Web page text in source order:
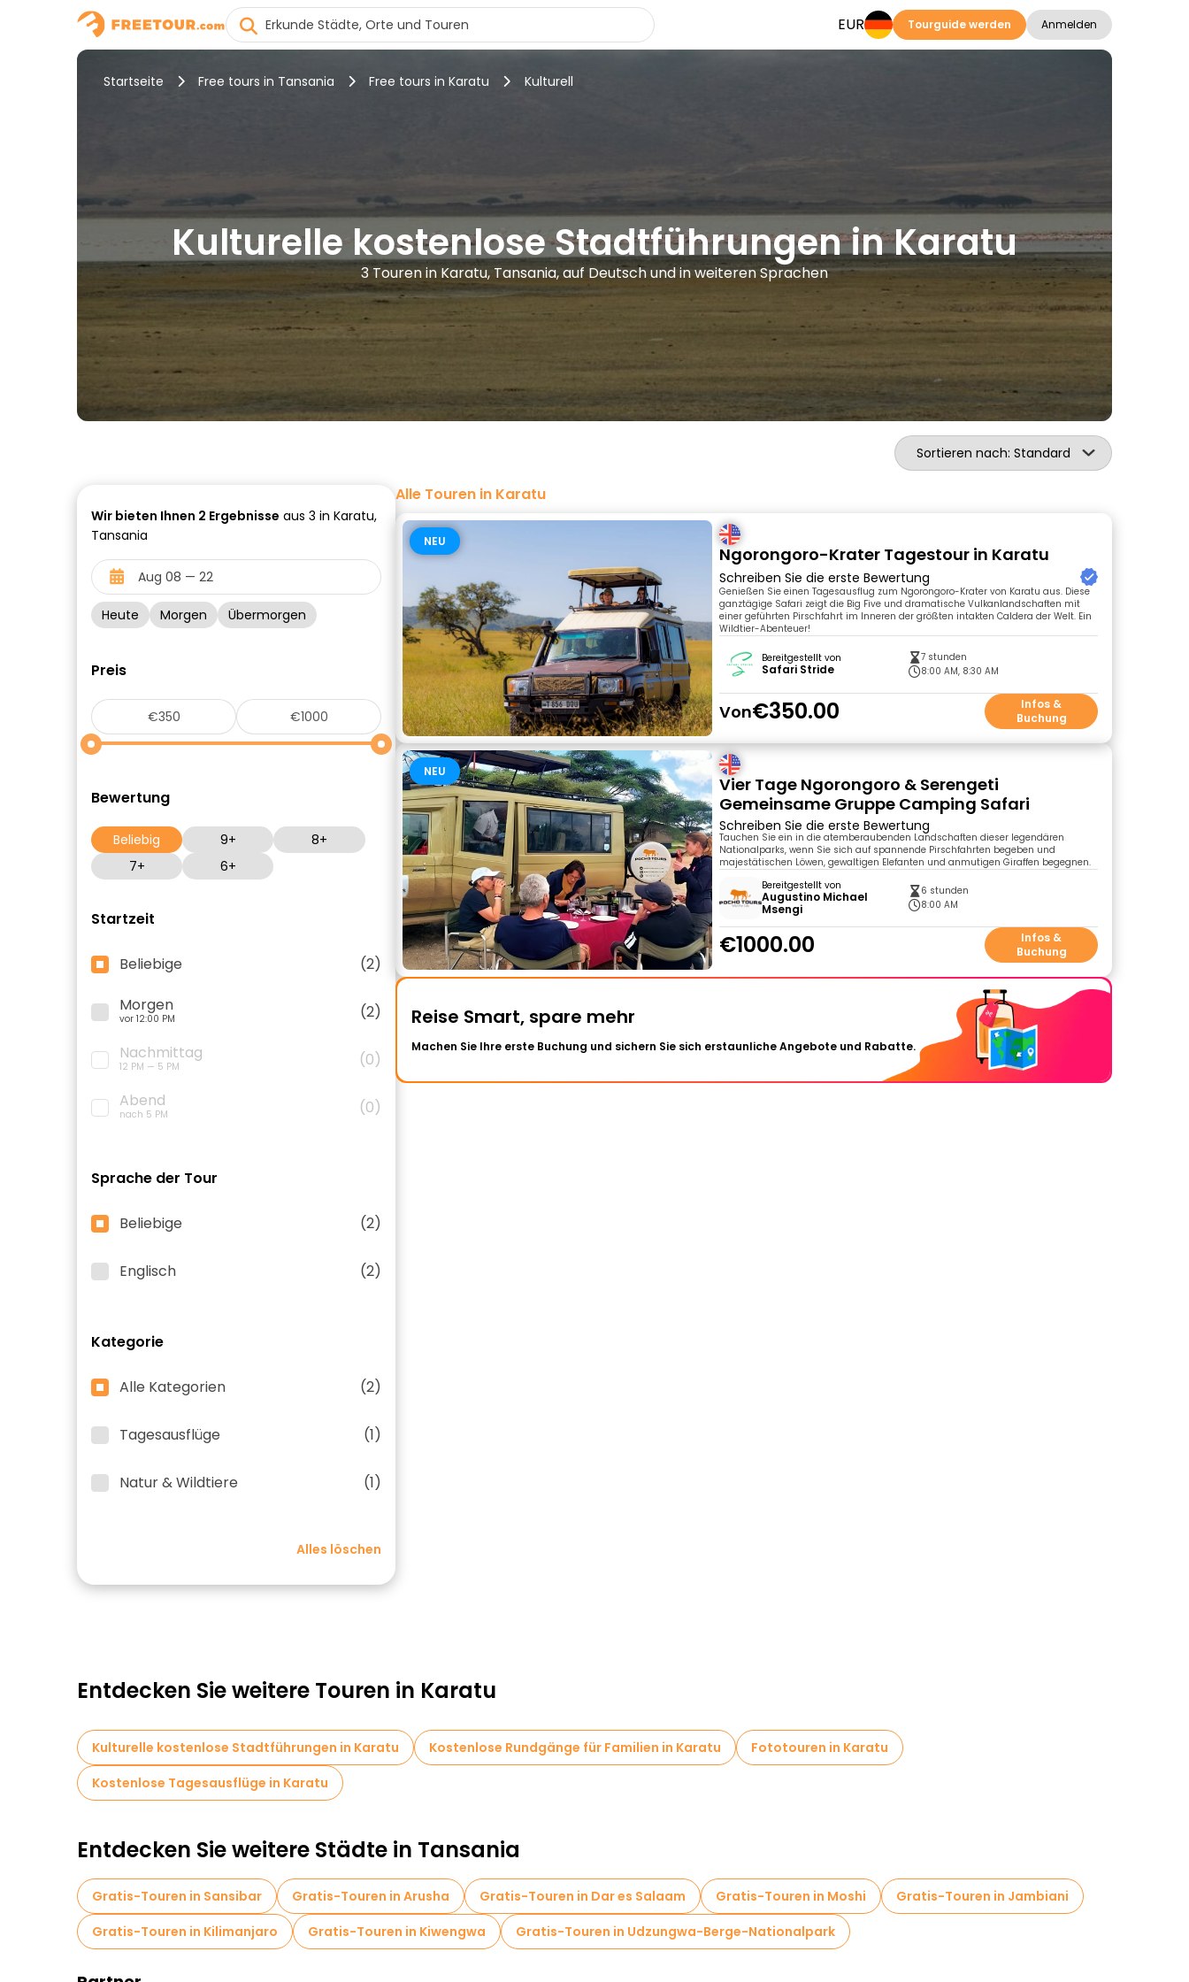
EUR Tourguide werden Anmelden
Startseite Free tours in Tansania Free tours in Karatu Kulturell
Kulturelle kostenlose Stadtführungen in Karatu
3 Touren in Karatu, Tansania, auf Deutsch und in weiteren Sprachen
Sortieren nach: Standard
Wir bieten Ihnen 2 Ergebnisse aus 3 in Karatu,
Tansania
Heute Morgen Übermorgen
Preis
Bewertung
Beliebig 9+
8+
7+
6+
Startzeit
Beliebige
(2)
Morgen
vor 12:00 PM
(2)
Nachmittag
12 PM — 5 PM
(0)
Abend
nach 5 PM (0)
Sprache der Tour
Beliebige (2)
Englisch (2)
Kategorie
Alle Kategorien (2)
Tagesausflüge (1)
Natur & Wildtiere (1)
Alles löschen
Alle Touren in Karatu
NEU
Ngorongoro-Krater Tagestour in Karatu
Schreiben Sie die erste Bewertung
Genießen Sie einen Tagesausflug zum Ngorongoro-Krater von Karatu aus. Diese
ganztägige Safari zeigt die Big Five und dramatische Vulkanlandschaften mit
einer geführten Pirschfahrt im Inneren der größten intakten Caldera der Welt. Ein
Wildtier-Abenteuer!
Bereitgestellt von
Safari Stride
7 stunden
8:00 AM, 8:30 AM
Von€350.00
Infos &
Buchung
NEU
Vier Tage Ngorongoro & Serengeti
Gemeinsame Gruppe Camping Safari
Schreiben Sie die erste Bewertung
Tauchen Sie ein in die atemberaubenden Landschaften dieser legendären
Nationalparks, wenn Sie sich auf spannende Pirschfahrten begeben und
majestätischen Löwen, gewaltigen Elefanten und anmutigen Giraffen begegnen.
Bereitgestellt von
Augustino Michael
Msengi
6 stunden
8:00 AM
€1000.00
Infos &
Buchung
Reise Smart, spare mehr
Machen Sie Ihre erste Buchung und sichern Sie sich erstaunliche Angebote und Rabatte.
Entdecken Sie weitere Touren in Karatu
Kulturelle kostenlose Stadtführungen in Karatu Kostenlose Rundgänge für Familien in Karatu
Fototouren in Karatu
Kostenlose Tagesausflüge in Karatu
Entdecken Sie weitere Städte in Tansania
Gratis-Touren in Sansibar Gratis-Touren in Arusha Gratis-Touren in Dar es Salaam Gratis-Touren in Moshi
Gratis-Touren in Jambiani
Gratis-Touren in Kilimanjaro
Gratis-Touren in Kiwengwa Gratis-Touren in Udzungwa-Berge-Nationalpark